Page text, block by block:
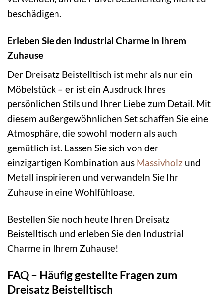
beschädigen.
Erleben Sie den Industrial Charme in Ihrem
Zuhause
Der Dreisatz Beistelltisch ist mehr als nur ein
Möbelstück – er ist ein Ausdruck Ihres
persönlichen Stils und Ihrer Liebe zum Detail. Mit
diesem außergewöhnlichen Set schaffen Sie eine
Atmosphäre, die sowohl modern als auch
gemütlich ist. Lassen Sie sich von der
einzigartigen Kombination aus Massivholz und
Metall inspirieren und verwandeln Sie Ihr
Zuhause in eine Wohlfühloase.
Bestellen Sie noch heute Ihren Dreisatz
Beistelltisch und erleben Sie den Industrial
Charme in Ihrem Zuhause!
FAQ – Häufig gestellte Fragen zum
Dreisatz Beistelltisch